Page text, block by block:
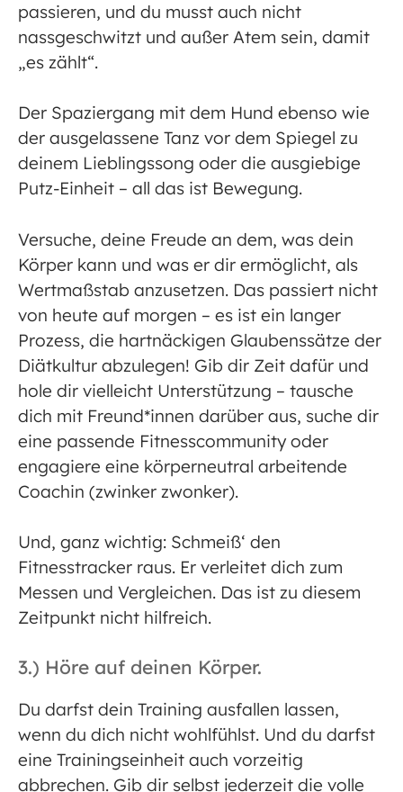
passieren, und du musst auch nicht
nassgeschwitzt und außer Atem sein, damit
„es zählt“.
Der Spaziergang mit dem Hund ebenso wie
der ausgelassene Tanz vor dem Spiegel zu
deinem Lieblingssong oder die ausgiebige
Putz-Einheit – all das ist Bewegung.
Versuche, deine Freude an dem, was dein
Körper kann und was er dir ermöglicht, als
Wertmaßstab anzusetzen. Das passiert nicht
von heute auf morgen – es ist ein langer
Prozess, die hartnäckigen Glaubenssätze der
Diätkultur abzulegen! Gib dir Zeit dafür und
hole dir vielleicht Unterstützung – tausche
dich mit Freund*innen darüber aus, suche dir
eine passende Fitnesscommunity oder
engagiere eine körperneutral arbeitende
Coachin (zwinker zwonker).
Und, ganz wichtig: Schmeiß‘ den
Fitnesstracker raus. Er verleitet dich zum
Messen und Vergleichen. Das ist zu diesem
Zeitpunkt nicht hilfreich.
3.) Höre auf deinen Körper.
Du darfst dein Training ausfallen lassen,
wenn du dich nicht wohlfühlst. Und du darfst
eine Trainingseinheit auch vorzeitig
abbrechen. Gib dir selbst jederzeit die volle